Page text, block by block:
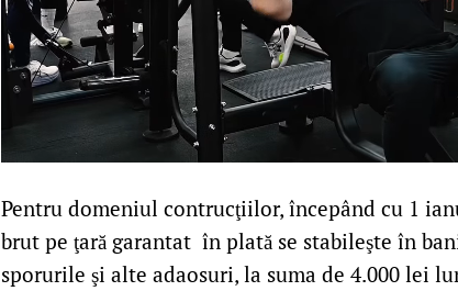
Pentru domeniul contrucţiilor, începând cu 1
brut pe ţară garantat în plată se stabileşte în
sporurile şi alte adaosuri, la suma de 4.000 lei